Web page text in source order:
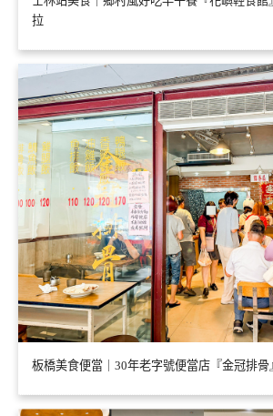
拉
板橋美食便當｜30年老字號便當店『金冠排